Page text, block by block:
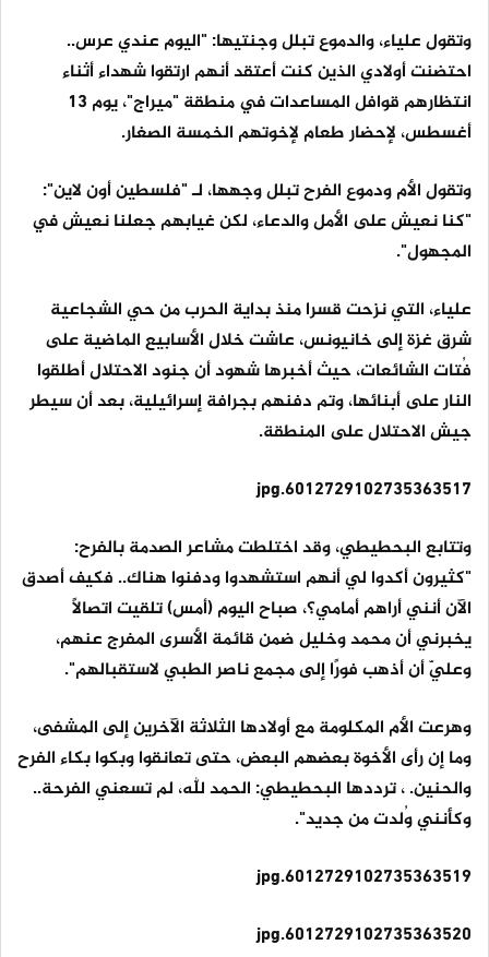
وتقول علياء، والدموع تبلل وجنتيها: "اليوم عندي عرس..
احتضنت أولادي الذين كنت أعتقد أنهم ارتقوا شهداء أثناء
انتظارهم قوافل المساعدات في منطقة "ميراج"، يوم 13
أغسطس، لإحضار طعام لإخوتهم الخمسة الصغار.
وتقول الأم ودموع الفرح تبلل وجهها، لـ "فلسطين أون لاين":
"كنا نعيش على الأمل والدعاء، لكن غيابهم جعلنا نعيش في
المجهول".
علياء، التي نزحت قسرا منذ بداية الحرب من حي الشجاعية
شرق غزة إلى خانيونس، عاشت خلال الأسابيع الماضية على
فُتات الشائعات، حيث أخبرها شهود أن جنود الاحتلال أطلقوا
النار على أبنائها، وتم دفنهم بجرافة إسرائيلية، بعد أن سيطر
جيش الاحتلال على المنطقة.
6012729102735363517.jpg
وتتابع البحطيطي، وقد اختلطت مشاعر الصدمة بالفرح:
"كثيرون أكدوا لي أنهم استشهدوا ودفنوا هناك.. فكيف أصدق
الآن أنني أراهم أمامي؟، صباح اليوم (أمس) تلقيت اتصالاً
يخبرني أن محمد وخليل ضمن قائمة الأسرى المفرج عنهم،
وعليّ أن أذهب فورًا إلى مجمع ناصر الطبي لاستقبالهم".
وهرعت الأم المكلومة مع أولادها الثلاثة الآخرين إلى المشفى،
وما إن رأى الأخوة بعضهم البعض، حتى تعانقوا وبكوا بكاء الفرح
والحنين. ، ترددها البحطيطي: الحمد لله، لم تسعني الفرحة..
وكأنني وُلدت من جديد".
6012729102735363519.jpg
6012729102735363520.jpg